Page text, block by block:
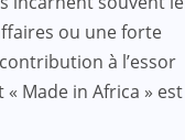
ou une forte
à l’essor
Made in Africa » est